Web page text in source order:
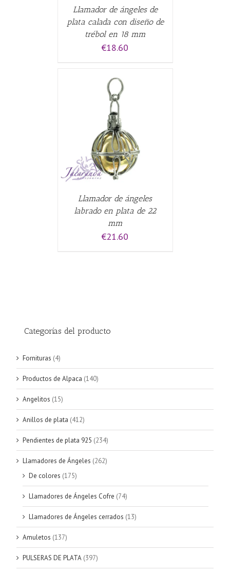
Llamador de ángeles de
plata calada con diseño de
trébol en 18 mm
€18.60
Llamador de ángeles
labrado en plata de 22
mm
€21.60
Categorías del producto
Fornituras (4)
Productos de Alpaca (140)
Angelitos (15)
Anillos de plata (412)
Pendientes de plata 925 (234)
Llamadores de Ángeles (262)
De colores (175)
Llamadores de Ángeles Cofre (74)
Llamadores de Ángeles cerrados (13)
Amuletos (137)
PULSERAS DE PLATA (397)